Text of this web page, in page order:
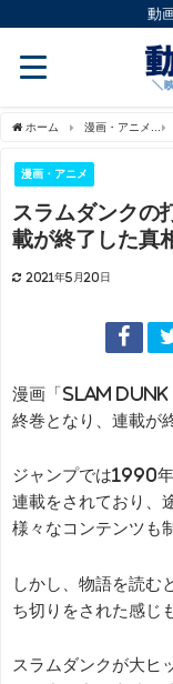
動
ホーム 漫画・アニメ
漫画・アニメ
スラムダンクの
載が終了した真
2021年5月20日
漫画「SLAM DUNK
終巻となり、連載が
ジャンプでは1990
連載をされており、
様々なコンテンツも
しかし、物語を読む
ち切りをされた感じ
スラムダンクが大ヒ